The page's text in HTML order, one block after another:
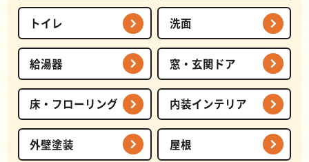
トイレ 洗面
給湯器 窓・玄関ドア
床・フローリング 内装インテリア
外壁塗装 屋根